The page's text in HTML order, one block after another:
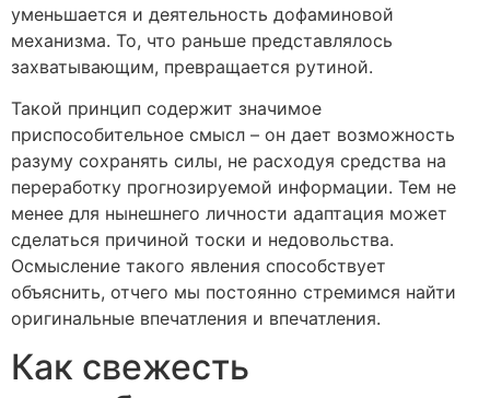
уменьшается и деятельность дофаминовой
механизма. То, что раньше представлялось
захватывающим, превращается рутиной.
Такой принцип содержит значимое
приспособительное смысл – он дает возможность
разуму сохранять силы, не расходуя средства на
переработку прогнозируемой информации. Тем не
менее для нынешнего личности адаптация может
сделаться причиной тоски и недовольства.
Осмысление такого явления способствует
объяснить, отчего мы постоянно стремимся найти
оригинальные впечатления и впечатления.
Как свежесть